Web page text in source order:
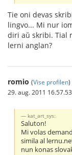
Tie oni devas
lingvo... Mi nur
diri aŭ skribi. Tial
lerni anglan?
romio (Vise profilen)
29. aug. 2011 16.57.53
kat_art_sys:
Saluton!
Mi volas
simila al
nun konas